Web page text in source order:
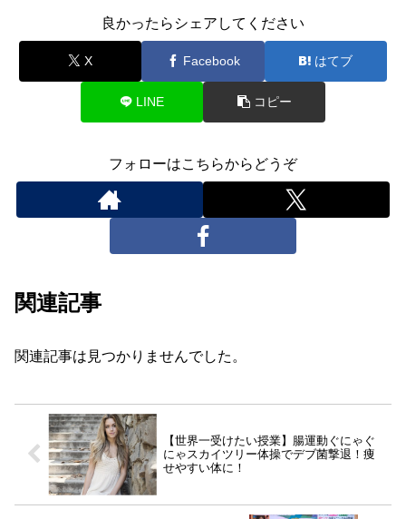
良かったらシェアしてください
X Facebook はてブ
LINE コピー
フォローはこちらからどうぞ
関連記事
関連記事は見つかりませんでした。
【世界一受けたい授業】腸運動ぐにゃぐ
にゃスカイツリー体操でデブ菌撃退！痩
せやすい体に！